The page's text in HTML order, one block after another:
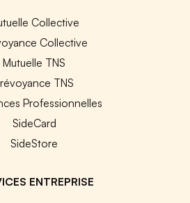
Collective
Collective
Mutuelle TNS
TNS
Professionnelles
SideCard
SideStore
ENTREPRISE